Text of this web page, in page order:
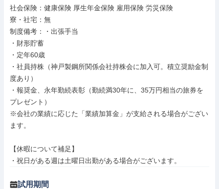
社会保険：健康保険 厚生年金保険 雇用保険 労災保険
寮・社宅：無
制度備考：・出張手当
・財形貯蓄
・定年60歳
・社員持株（神戸製鋼所関係会社持株会に加入可。積立奨励金制
度あり）
・報奨金、永年勤続表彰（勤続満30年に、35万円相当の旅券を
プレゼント）
※会社の業績に応じた「業績加算金」が支給される場合がござい
ます。
【休暇について補足】
・祝日がある週は土曜日出勤がある場合がございます。
試用期間